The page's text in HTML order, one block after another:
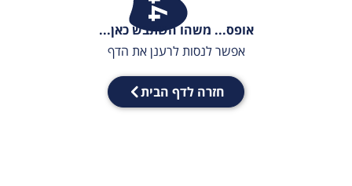
אופס... משהו השתבש כאן...
אפשר לנסות לרענן את הדף
חזרה לדף הבית